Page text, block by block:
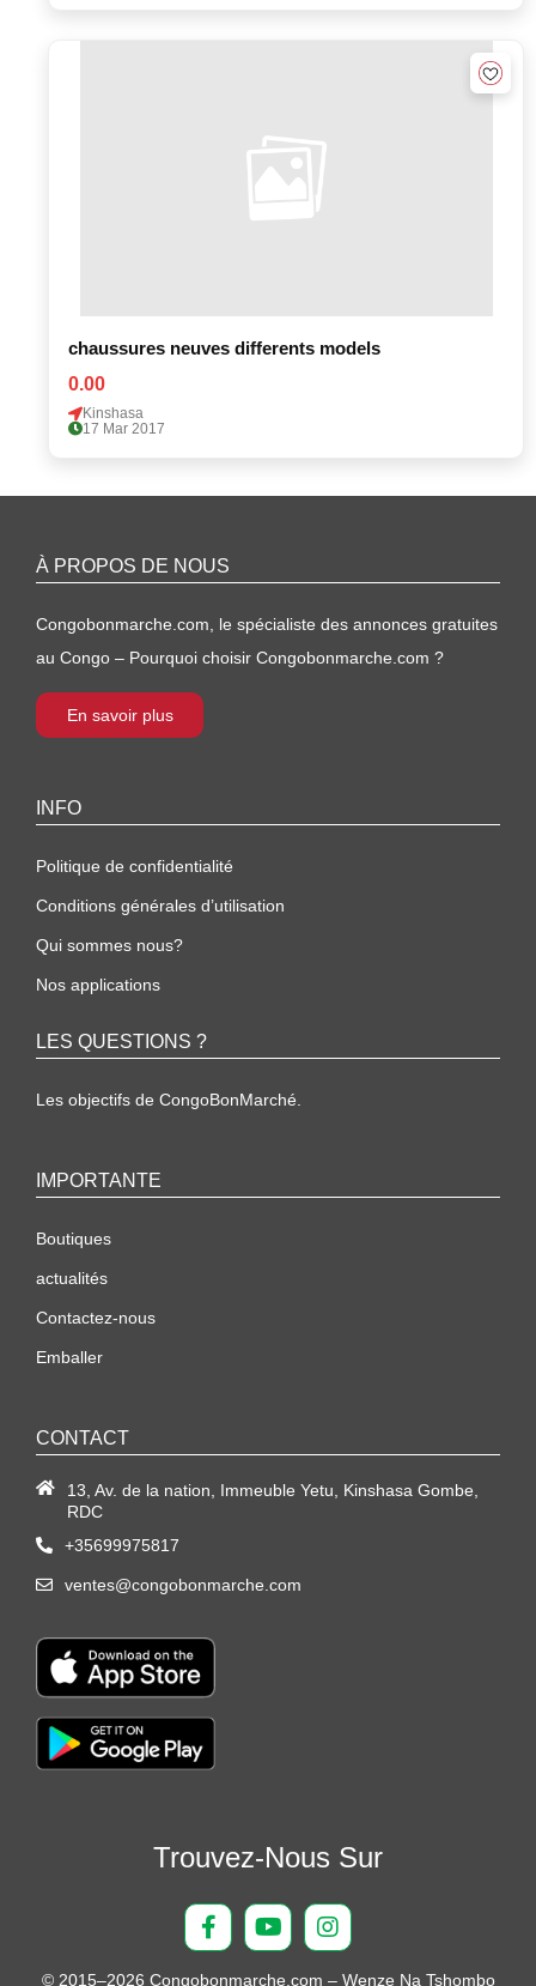
chaussures neuves differents models
0.00
Kinshasa
17 Mar 2017
À PROPOS DE NOUS
Congobonmarche.com, le spécialiste des annonces gratuites
au Congo – Pourquoi choisir Congobonmarche.com ?
En savoir plus
INFO
Politique de confidentialité
Conditions générales d’utilisation
Qui sommes nous?
Nos applications
LES QUESTIONS ?
Les objectifs de CongoBonMarché.
IMPORTANTE
Boutiques
actualités
Contactez-nous
Emballer
CONTACT
13, Av. de la nation, Immeuble Yetu, Kinshasa Gombe,
RDC
+35699975817
ventes@congobonmarche.com
Trouvez-Nous Sur
© 2015–2026 Congobonmarche.com – Wenze Na Tshombo